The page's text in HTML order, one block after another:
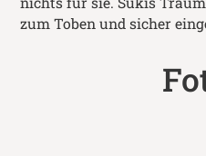
zum Toben und sicher